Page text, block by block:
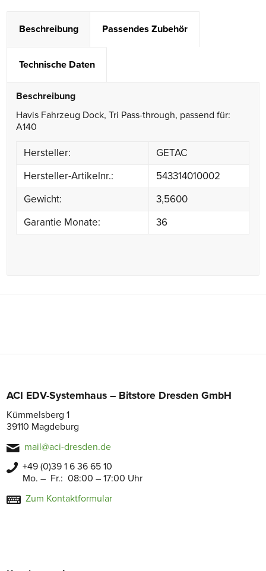
Beschreibung Passendes Zubehör
Technische Daten
Beschreibung
Havis Fahrzeug Dock, Tri Pass-through, passend für:
A140
Hersteller:
GETAC
Hersteller-Artikelnr.:
543314010002
Gewicht:
3,5600
Garantie Monate:
36
ACI EDV-Systemhaus – Bitstore Dresden GmbH
Kümmelsberg 1
39110 Magdeburg
mail@aci-dresden.de
+49 (0)39 1 6 36 65 10
Mo. – Fr.: 08:00 – 17:00 Uhr
Zum Kontaktformular